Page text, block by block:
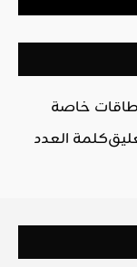
خاصة
كلمة العدد